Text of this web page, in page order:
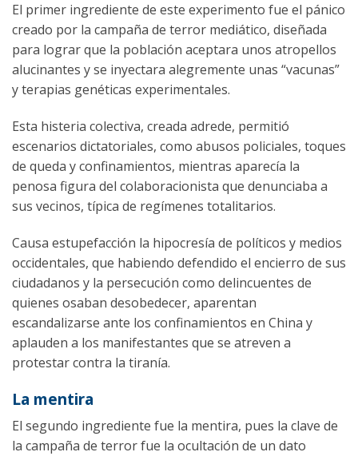
El primer ingrediente de este experimento fue el pánico
creado por la campaña de terror mediático, diseñada
para lograr que la población aceptara unos atropellos
alucinantes y se inyectara alegremente unas “vacunas”
y terapias genéticas experimentales.
Esta histeria colectiva, creada adrede, permitió
escenarios dictatoriales, como abusos policiales, toques
de queda y confinamientos, mientras aparecía la
penosa figura del colaboracionista que denunciaba a
sus vecinos, típica de regímenes totalitarios.
Causa estupefacción la hipocresía de políticos y medios
occidentales, que habiendo defendido el encierro de sus
ciudadanos y la persecución como delincuentes de
quienes osaban desobedecer, aparentan
escandalizarse ante los confinamientos en China y
aplauden a los manifestantes que se atreven a
protestar contra la tiranía.
La mentira
El segundo ingrediente fue la mentira, pues la clave de
la campaña de terror fue la ocultación de un dato